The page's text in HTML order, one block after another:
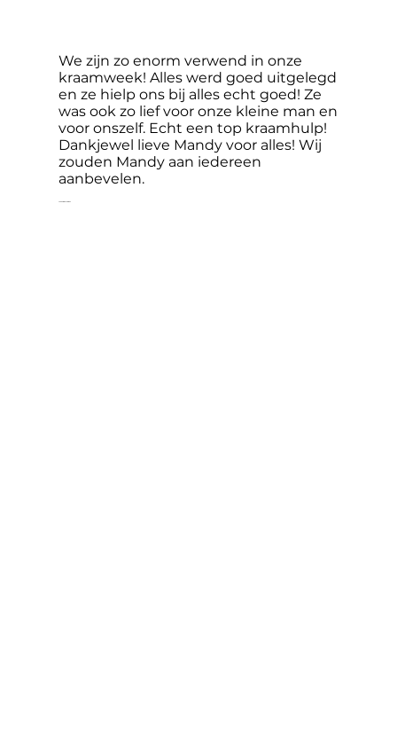
We zijn zo enorm verwend in onze
kraamweek! Alles werd goed uitgelegd
en ze hielp ons bij alles echt goed! Ze
was ook zo lief voor onze kleine man en
voor onszelf. Echt een top kraamhulp!
Dankjewel lieve Mandy voor alles! Wij
zouden Mandy aan iedereen
aanbevelen.